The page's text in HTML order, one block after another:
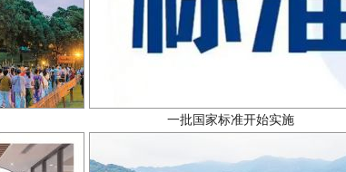
一批国家标准开始实施